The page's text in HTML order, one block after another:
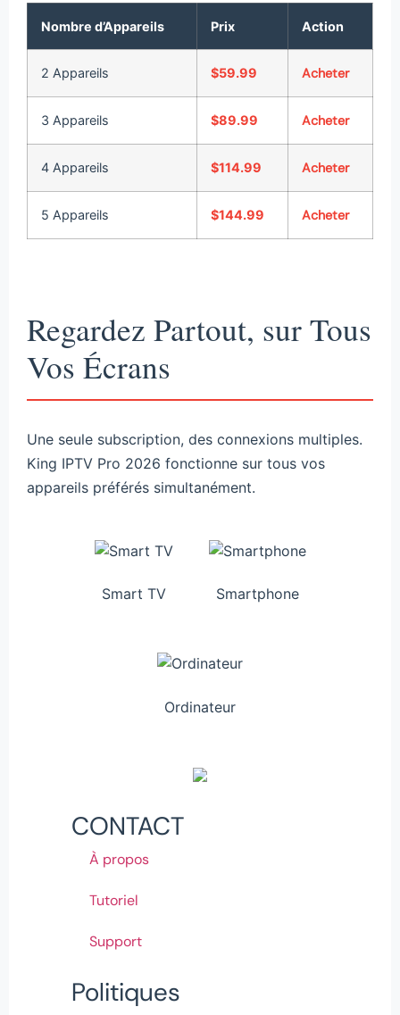
Nombre d’Appareils Prix Action
2 Appareils $59.99 Acheter
3 Appareils $89.99 Acheter
4 Appareils $114.99 Acheter
5 Appareils $144.99 Acheter
Regardez Partout, sur Tous
Vos Écrans
Une seule subscription, des connexions multiples.
King IPTV Pro 2026 fonctionne sur tous vos
appareils préférés simultanément.
Smart TV Smartphone
Ordinateur
CONTACT
À propos
Tutoriel
Support
Politiques